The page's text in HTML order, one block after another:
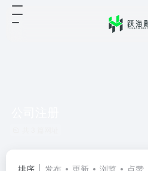
排序 发布 更新 浏览 点赞